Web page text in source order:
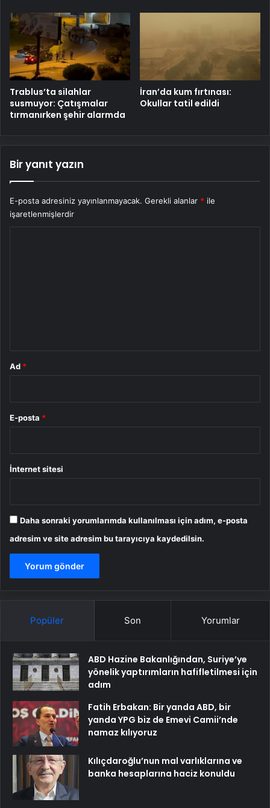
Trablus’ta silahlar
susmuyor: Çatışmalar
tırmanırken şehir alarmda
İran’da kum fırtınası:
Okullar tatil edildi
Bir yanıt yazın
E-posta adresiniz yayınlanmayacak. Gerekli alanlar * ile
işaretlenmişlerdir
Ad *
E-posta *
İnternet sitesi
Daha sonraki yorumlarımda kullanılması için adım, e-posta
adresim ve site adresim bu tarayıcıya kaydedilsin.
Popüler Son Yorumlar
ABD Hazine Bakanlığından, Suriye’ye
yönelik yaptırımların hafifletilmesi için
adım
Fatih Erbakan: Bir yanda ABD, bir
yanda YPG biz de Emevi Camii’nde
namaz kılıyoruz
Kılıçdaroğlu’nun mal varlıklarına ve
banka hesaplarına haciz konuldu